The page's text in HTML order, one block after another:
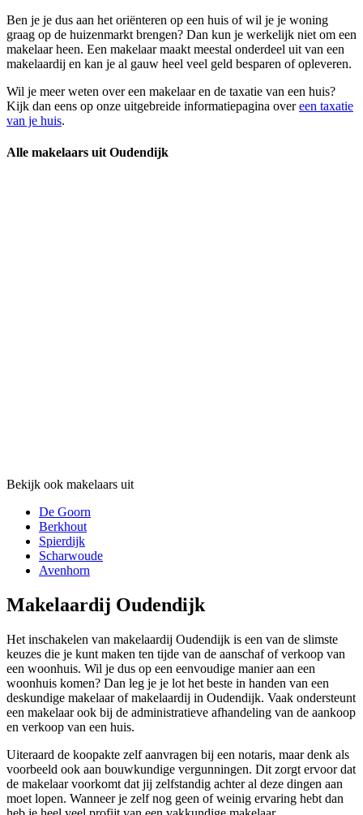
Ben je je dus aan het oriënteren op een huis of wil je je woning
graag op de huizenmarkt brengen? Dan kun je werkelijk niet om een
makelaar heen. Een makelaar maakt meestal onderdeel uit van een
makelaardij en kan je al gauw heel veel geld besparen of opleveren.
Wil je meer weten over een makelaar en de taxatie van een huis?
Kijk dan eens op onze uitgebreide informatiepagina overeen taxatie
van je huis.
Alle makelaars uit Oudendijk
Bekijk ook makelaars uit
De Goorn
Berkhout
Spierdijk
Scharwoude
Avenhorn
Makelaardij Oudendijk
Het inschakelen van makelaardij Oudendijk is een van de slimste
keuzes die je kunt maken ten tijde van de aanschaf of verkoop van
een woonhuis. Wil je dus op een eenvoudige manier aan een
woonhuis komen? Dan leg je je lot het beste in handen van een
deskundige makelaar of makelaardij in Oudendijk. Vaak ondersteunt
een makelaar ook bij de administratieve afhandeling van de aankoop
en verkoop van een huis.
Uiteraard de koopakte zelf aanvragen bij een notaris, maar denk als
voorbeeld ook aan bouwkundige vergunningen. Dit zorgt ervoor dat
de makelaar voorkomt dat jij zelfstandig achter al deze dingen aan
moet lopen. Wanneer je zelf nog geen of weinig ervaring hebt dan